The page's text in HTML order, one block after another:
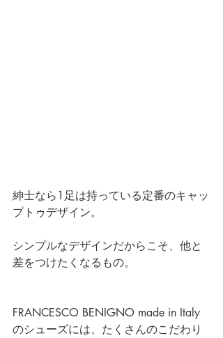
紳士なら1足は持っている定番のキャッ
プトゥデザイン。
シンプルなデザインだからこそ、他と
差をつけたくなるもの。
FRANCESCO BENIGNO made in Italy
のシューズには、たくさんのこだわり